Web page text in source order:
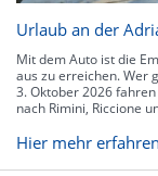
Urlaub an der
Mit dem Auto ist die
aus zu erreichen. Wer
3. Oktober 2026
nach Rimini, Riccione
Hier mehr erfahren